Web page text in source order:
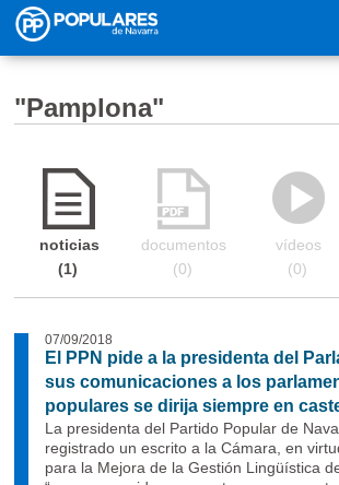
Pasar al contenido principal
"Pamplona"
noticias
1
documentos
0
vídeos
0
07/09/2018
El PPN pide a la presidenta del
sus comunicaciones a los
populares se dirija siempre en
La presidenta del Partido Popular de
registrado un escrito a la Cámara, en
para la Mejora de la Gestión Lingüística